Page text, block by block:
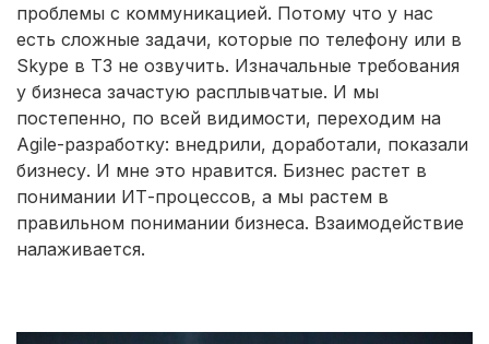
проблемы с коммуникацией. Потому что у нас
есть сложные задачи, которые по телефону или в
Skype в ТЗ не озвучить. Изначальные требования
у бизнеса зачастую расплывчатые. И мы
постепенно, по всей видимости, переходим на
Agile-разработку: внедрили, доработали, показали
бизнесу. И мне это нравится. Бизнес растет в
понимании ИТ-процессов, а мы растем в
правильном понимании бизнеса. Взаимодействие
налаживается.